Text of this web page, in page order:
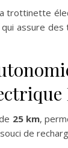
trottinette
qui assure
25 km,
de